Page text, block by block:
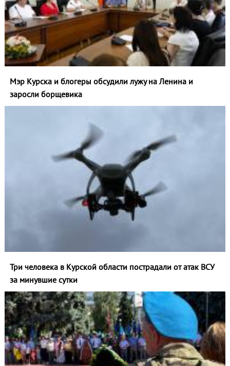
Мэр Курска и блогеры обсудили лужу на Ленина и
заросли борщевика
Три человека в Курской области пострадали от атак ВСУ
за минувшие сутки